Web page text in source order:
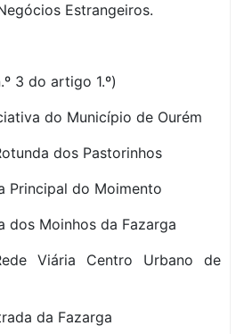
Estrangeiros.
3 do artigo 1.º)
do Município de Ourém
dos Pastorinhos
Principal do Moimento
dos Moinhos da Fazarga
Viária Centro Urbano de
da Fazarga